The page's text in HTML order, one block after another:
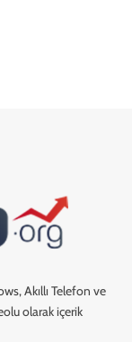
Akıllı Telefon ve
olarak içerik